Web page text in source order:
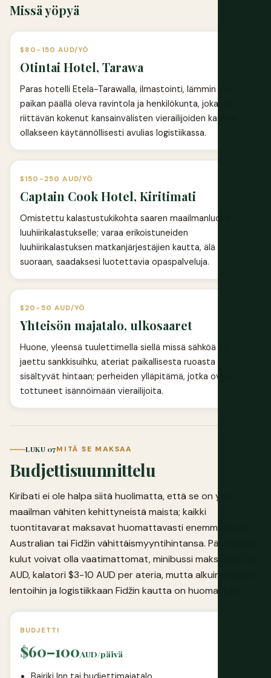
Missä yöpyä
$80-150 AUD/YÖ
Otintai Hotel, Tarawa
Paras hotelli Etelä-Tarawalla, ilmastointi, lämmin vesi,
paikan päällä oleva ravintola ja henkilökunta, joka on
riittävän kokenut kansainvälisten vierailijoiden kanssa
ollakseen käytännöllisesti avulias logistiikassa.
$150-250 AUD/YÖ
Captain Cook Hotel, Kiritimati
Omistettu kalastustukikohta saaren maailmanluokan
luuhiirikalastukselle; varaa erikoistuneiden
luuhiirikalastuksen matkanjärjestäjien kautta, älä
suoraan, saadaksesi luotettavia opaspalveluja.
$20-50 AUD/YÖ
Yhteisön majatalo, ulkosaaret
Huone, yleensä tuulettimella siellä missä sähköä on,
jaettu sankkisuihku, ateriat paikallisesta ruoasta
sisältyvät hintaan; perheiden ylläpitämä, jotka ovat
tottuneet isännöimään vierailijoita.
LUKU 07MITÄ SE MAKSAA
Budjettisuunnittelu
Kiribati ei ole halpa siitä huolimatta, että se on yksi
maailman vähiten kehittyneistä maista; kaikki
tuontitavarat maksavat huomattavasti enemmän kuin
Australian tai Fidžin vähittäismyyntihintansa. Päivittäiset
kulut voivat olla vaatimattomat, minibussi maksaa $0.50
AUD, kalatori $3-10 AUD per ateria, mutta alkuinvestointi
lentoihin ja logistiikkaan Fidžin kautta on huomattava.
BUDJETTI
$60–100AUD/päivä